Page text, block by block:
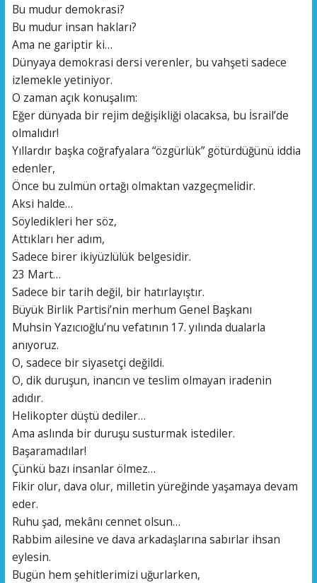
Bu mudur demokrasi?
Bu mudur insan hakları?
Ama ne gariptir ki…
Dünyaya demokrasi dersi verenler, bu vahşeti sadece
izlemekle yetiniyor.
O zaman açık konuşalım:
Eğer dünyada bir rejim değişikliği olacaksa, bu İsrail’de
olmalıdır!
Yıllardır başka coğrafyalara “özgürlük” götürdüğünü iddia
edenler,
Önce bu zulmün ortağı olmaktan vazgeçmelidir.
Aksi halde…
Söyledikleri her söz,
Attıkları her adım,
Sadece birer ikiyüzlülük belgesidir.
23 Mart…
Sadece bir tarih değil, bir hatırlayıştır.
Büyük Birlik Partisi’nin merhum Genel Başkanı
Muhsin Yazıcıoğlu’nu vefatının 17. yılında dualarla
anıyoruz.
O, sadece bir siyasetçi değildi.
O, dik duruşun, inancın ve teslim olmayan iradenin
adıdır.
Helikopter düştü dediler…
Ama aslında bir duruşu susturmak istediler.
Başaramadılar!
Çünkü bazı insanlar ölmez…
Fikir olur, dava olur, milletin yüreğinde yaşamaya devam
eder.
Ruhu şad, mekânı cennet olsun…
Rabbim ailesine ve dava arkadaşlarına sabırlar ihsan
eylesin.
Bugün hem şehitlerimizi uğurlarken,